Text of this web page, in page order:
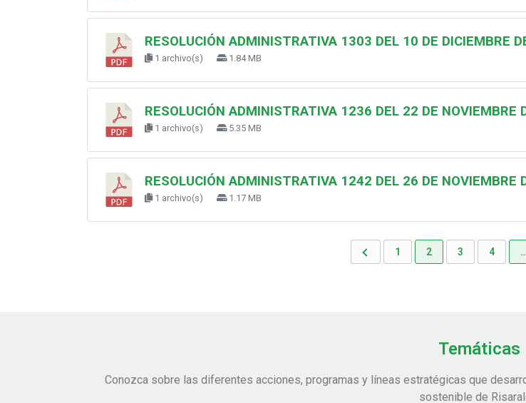
RESOLUCIÓN ADMINISTRATIVA 1303 DEL 10 DE DICIEMBRE
1 archivo(s) 1.84 MB
RESOLUCIÓN ADMINISTRATIVA 1236 DEL 22 DE NOVIEMBRE
1 archivo(s) 5.35 MB
RESOLUCIÓN ADMINISTRATIVA 1242 DEL 26 DE NOVIEMBRE
1 archivo(s) 1.17 MB
1 2 3 4 …
Temáticas
Conozca sobre las diferentes acciones, programas y líneas estratégicas que
sostenible de